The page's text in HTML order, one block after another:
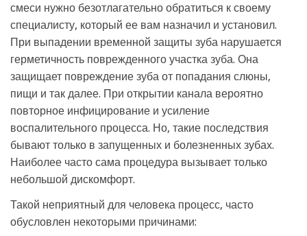
смеси нужно безотлагательно обратиться к своему
специалисту, который ее вам назначил и установил.
При выпадении временной защиты зуба нарушается
герметичность поврежденного участка зуба. Она
защищает повреждение зуба от попадания слюны,
пищи и так далее. При открытии канала вероятно
повторное инфицирование и усиление
воспалительного процесса. Но, такие последствия
бывают только в запущенных и болезненных зубах.
Наиболее часто сама процедура вызывает только
небольшой дискомфорт.
Такой неприятный для человека процесс, часто
обусловлен некоторыми причинами: